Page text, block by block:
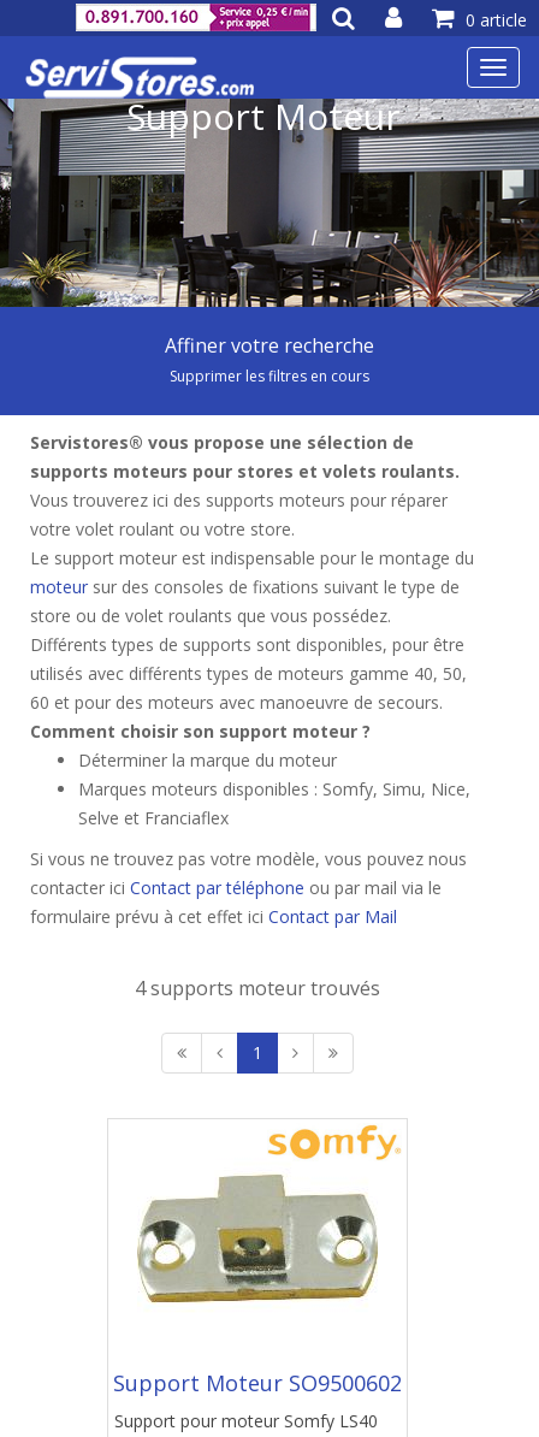
0 article
Support Moteur
Affiner votre recherche
Supprimer les filtres en cours
Servistores® vous propose une sélection de
supports moteurs pour stores et volets roulants.
Vous trouverez ici des supports moteurs pour réparer
votre volet roulant ou votre store.
Le support moteur est indispensable pour le montage du
moteur sur des consoles de fixations suivant le type de
store ou de volet roulants que vous possédez.
Différents types de supports sont disponibles, pour être
utilisés avec différents types de moteurs gamme 40, 50,
60 et pour des moteurs avec manoeuvre de secours.
Comment choisir son support moteur ?
Déterminer la marque du moteur
Marques moteurs disponibles : Somfy, Simu, Nice,
Selve et Franciaflex
Si vous ne trouvez pas votre modèle, vous pouvez nous
contacter ici Contact par téléphone ou par mail via le
formulaire prévu à cet effet ici Contact par Mail
4 supports moteur trouvés
1
Support Moteur SO9500602
Support pour moteur Somfy LS40